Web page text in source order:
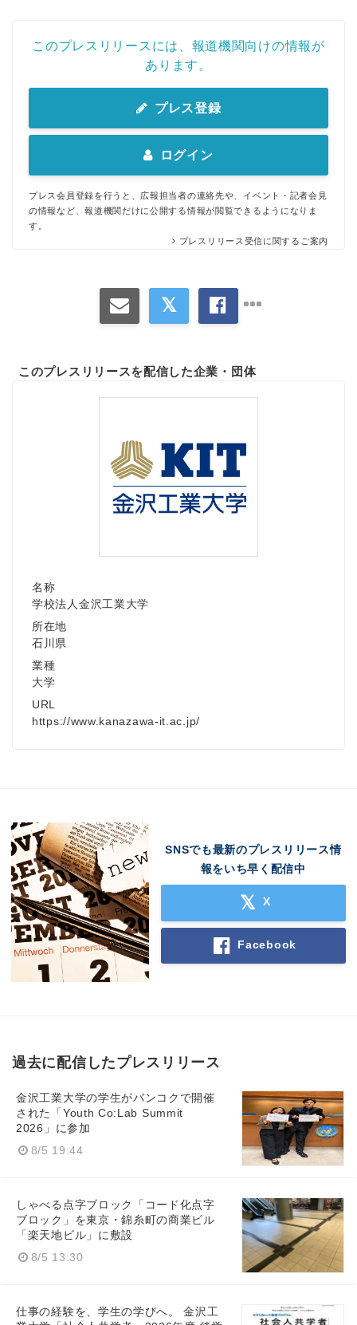
このプレスリリースには、報道機関向けの情報が
あります。
プレス登録
ログイン
プレス会員登録を行うと、広報担当者の連絡先や、イベント・記者会見
の情報など、報道機関だけに公開する情報が閲覧できるようになりま
す。
プレスリリース受信に関するご案内
このプレスリリースを配信した企業・団体
名称
学校法人金沢工業大学
所在地
石川県
業種
大学
URL
https://www.kanazawa-it.ac.jp/
SNSでも最新のプレスリリース情
報をいち早く配信中
X
Facebook
過去に配信したプレスリリース
金沢工業大学の学生がバンコクで開催
された「Youth Co:Lab Summit
2026」に参加
8/5 19:44
しゃべる点字ブロック「コード化点字
ブロック」を東京・錦糸町の商業ビル
「楽天地ビル」に敷設
8/5 13:30
仕事の経験を、学生の学びへ。 金沢工